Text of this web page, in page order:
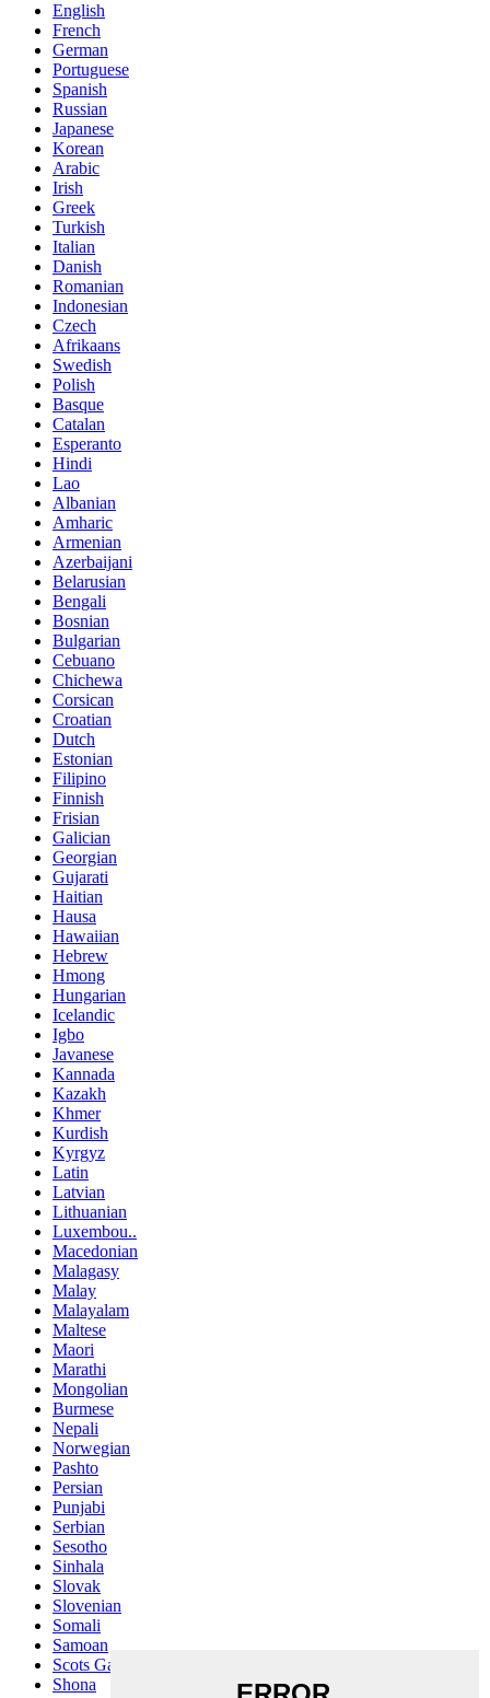
English
French
German
Portuguese
Spanish
Russian
Japanese
Korean
Arabic
Irish
Greek
Turkish
Italian
Danish
Romanian
Indonesian
Czech
Afrikaans
Swedish
Polish
Basque
Catalan
Esperanto
Hindi
Lao
Albanian
Amharic
Armenian
Azerbaijani
Belarusian
Bengali
Bosnian
Bulgarian
Cebuano
Chichewa
Corsican
Croatian
Dutch
Estonian
Filipino
Finnish
Frisian
Galician
Georgian
Gujarati
Haitian
Hausa
Hawaiian
Hebrew
Hmong
Hungarian
Icelandic
Igbo
Javanese
Kannada
Kazakh
Khmer
Kurdish
Kyrgyz
Latin
Latvian
Lithuanian
Luxembou..
Macedonian
Malagasy
Malay
Malayalam
Maltese
Maori
Marathi
Mongolian
Burmese
Nepali
Norwegian
Pashto
Persian
Punjabi
Serbian
Sesotho
Sinhala
Slovak
Slovenian
Somali
Samoan
Scots Gaelic
Shona